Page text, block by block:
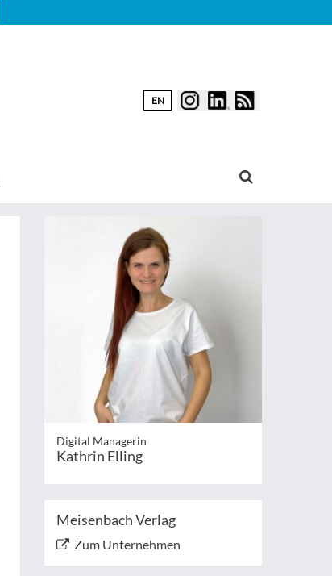
EN
Digital Managerin
Kathrin Elling
Meisenbach Verlag
Zum Unternehmen